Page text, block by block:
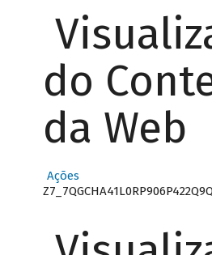
do
da Web
Ações